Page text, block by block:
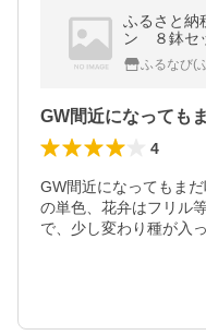
ふるさと納
ン ８鉢セ
ふるなび(
4
GW間近になってもま
の単色、花弁はフリル
で、少し変わり種が入